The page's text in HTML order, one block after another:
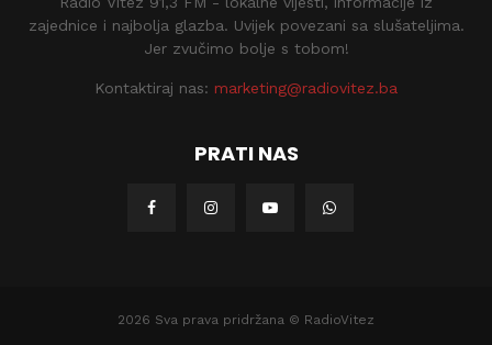
zajednice i najbolja glazba. Uvijek povezani sa slušateljima.
Jer zvučimo bolje s tobom!
Kontaktiraj nas: marketing@radiovitez.ba
PRATI NAS
2026 Sva prava pridržana © RadioVitez